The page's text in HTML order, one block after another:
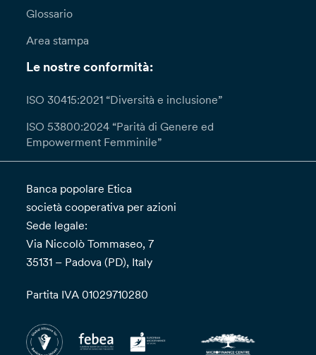
Glossario
Area stampa
Le nostre conformità:
ISO 30415:2021 “Diversità e inclusione”
ISO 53800:2024 “Parità di Genere ed
Empowerment Femminile”
Banca popolare Etica
società cooperativa per azioni
Sede legale:
Via Niccolò Tommaseo, 7
35131 – Padova (PD), Italy
Partita IVA 01029710280